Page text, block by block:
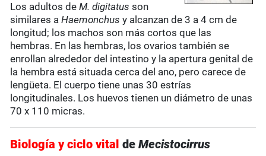
Los adultos deM. digitatus son
similares aHaemonchus y alcanzan de 3 a 4 cm de
longitud; los machos son más cortos que las
hembras. En las hembras, los ovarios también se
enrollan alrededor del intestino y la apertura genital de
la hembra está situada cerca del ano, pero carece de
lengüeta. El cuerpo tiene unas 30 estrías
longitudinales. Los huevos tienen un diámetro de unas
70 x 110 micras.
Biología y ciclo vital deMecistocirrus